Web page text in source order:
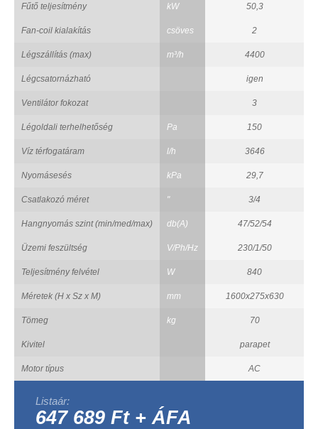
Fűtő teljesítmény kW 50,3
Fan-coil kialakítás csöves 2
Légszállítás (max) m³/h 4400
Légcsatornázható igen
Ventilátor fokozat 3
Légoldali terhelhetőség Pa 150
Víz térfogatáram l/h 3646
Nyomásesés kPa 29,7
Csatlakozó méret " 3/4
Hangnyomás szint (min/med/max) db(A) 47/52/54
Üzemi feszültség V/Ph/Hz 230/1/50
Teljesítmény felvétel W 840
Méretek (H x Sz x M) mm 1600x275x630
Tömeg kg 70
Kivitel parapet
Motor típus AC
Listaár:
647 689 Ft + ÁFA